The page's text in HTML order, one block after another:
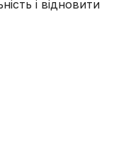
і відновити